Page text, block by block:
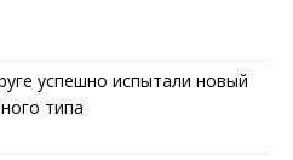
успешно испытали новый
типа